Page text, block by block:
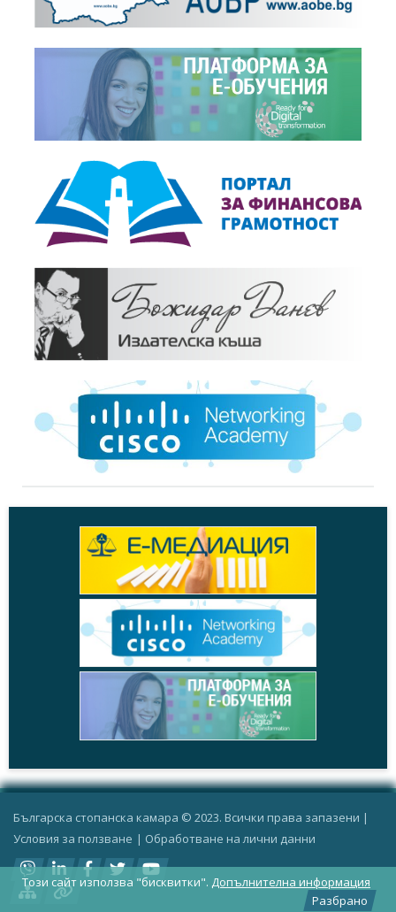
Българска стопанска камара © 2023. Всички права запазени |
Условия за ползване | Oбработване на лични данни
Този сайт използва "бисквитки". Допълнителна информация
Разбрано